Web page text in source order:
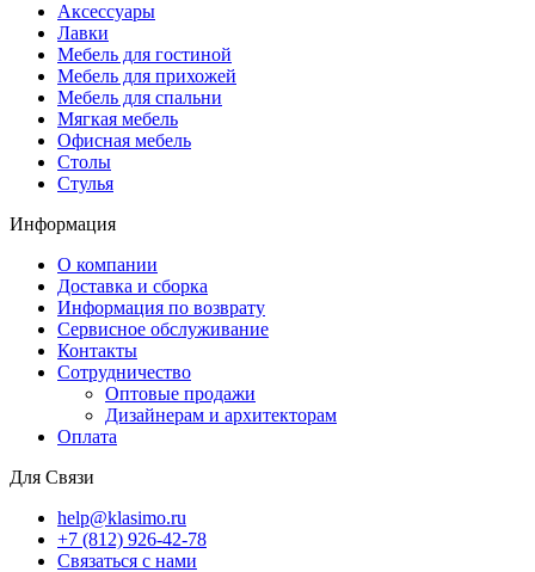
Аксессуары
Лавки
Мебель для гостиной
Мебель для прихожей
Мебель для спальни
Мягкая мебель
Офисная мебель
Столы
Стулья
Информация
О компании
Доставка и сборка
Информация по возврату
Сервисное обслуживание
Контакты
Сотрудничество
Оптовые продажи
Дизайнерам и архитекторам
Оплата
Для Связи
help@klasimo.ru
+7 (812) 926-42-78
Связаться с нами